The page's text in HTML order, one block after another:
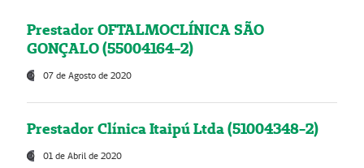
Prestador OFTALMOCLÍNICA SÃO
GONÇALO (55004164-2)
07 de Agosto de 2020
Prestador Clínica Itaipú Ltda (51004348-2)
01 de Abril de 2020